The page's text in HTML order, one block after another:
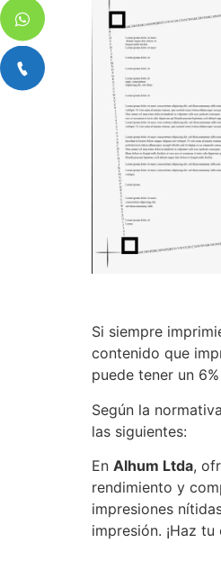
Si siempre
contenido que
puede tener un
Según la normativa
las siguientes:
En Alhum Ltda,
rendimiento y
impresiones
impresión. ¡Haz